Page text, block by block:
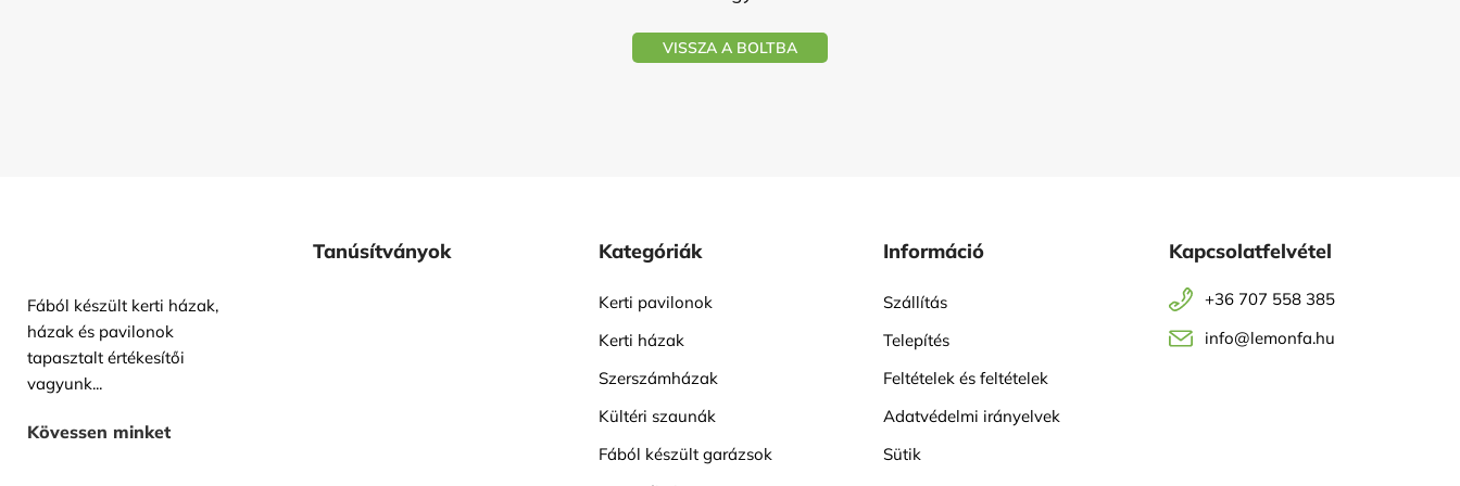
VISSZA A BOLTBA
Fából készült kerti házak,
házak és pavilonok
tapasztalt értékesítői
vagyunk...
Kövessen minket
Tanúsítványok Kategóriák
Kerti pavilonok
Kerti házak
Szerszámházak
Kültéri szaunák
Fából készült garázsok
Információ
Szállítás
Telepítés
Feltételek és feltételek
Adatvédelmi irányelvek
Sütik
Kapcsolatfelvétel
+36 707 558 385
info@lemonfa.hu